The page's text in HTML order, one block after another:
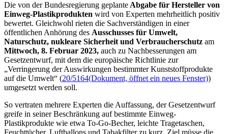
Die von der Bundesregierung geplante Abgabe für Hersteller von
Einweg-Plastikprodukten wird von Experten mehrheitlich positiv
bewertet. Gleichwohl rieten die Sachverständigen in einer
öffentlichen Anhörung des Ausschusses für Umwelt,
Naturschutz, nukleare Sicherheit und Verbraucherschutz am
Mittwoch, 8. Februar 2023, auch zu Nachbesserungen am
Gesetzentwurf, mit dem die europäische Richtlinie zur
„Verringerung der Auswirkungen bestimmter Kunststoffprodukte
auf die Umwelt“ (20/5164(Dokument, öffnet ein neues Fenster))
umgesetzt werden soll.
So vertraten mehrere Experten die Auffassung, der Gesetzentwurf
greife in seiner Beschränkung auf bestimmte Einweg-
Plastikprodukte wie etwa To-Go-Becher, leichte Tragetaschen,